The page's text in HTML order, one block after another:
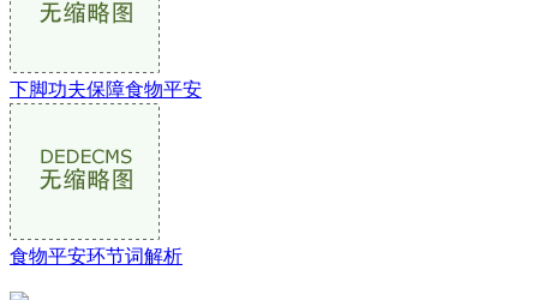
下脚功夫保障食物平安
食物平安环节词解析